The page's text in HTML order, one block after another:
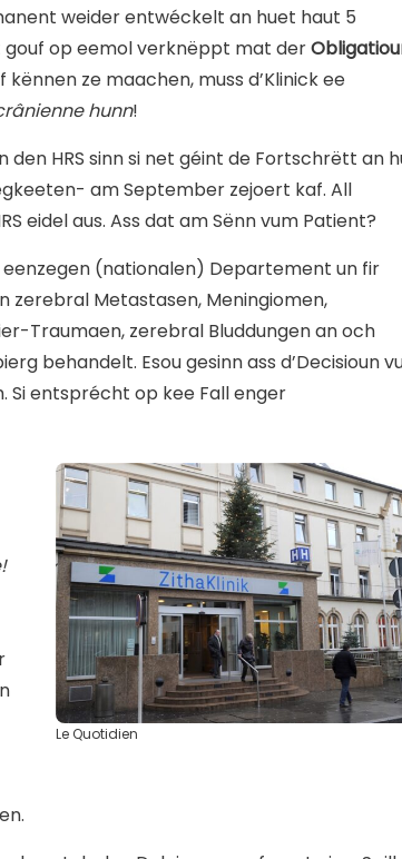
weider entwéckelt an huet haut 5
gouf op eemol verknëppt mat der
ze maachen, muss d’Klinick ee
hunn!
HRS sinn si net géint de Fortschrëtt an
am September zejoert kaf. All
eidel aus. Ass dat am Sënn vum Patient?
(nationalen) Departement un fir
zerebral Metastasen, Meningiomen,
Traumaen, zerebral Bluddungen an och
behandelt. Esou gesinn ass d’Decisioun
Si entsprécht op kee Fall enger
Le Quotidien